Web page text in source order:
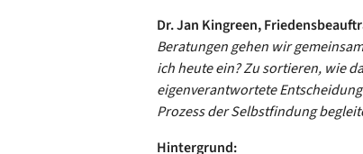
Dr. Jan Kingreen,
Beratungen gehen wir
ich heute ein? Zu sortieren, wie
eigenverantwortete
Prozess der Selbstfindung
Hintergrund: